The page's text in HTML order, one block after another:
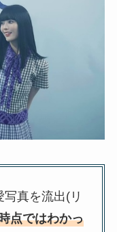
真を流出(リ
点ではわかっ